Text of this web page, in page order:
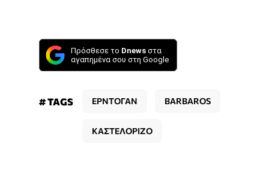
Πρόσθεσε το Dnews στα
αγαπημένα σου στη Google
# TAGS ΕΡΝΤΟΓΑΝ BARBAROS
ΚΑΣΤΕΛΟΡΙΖΟ